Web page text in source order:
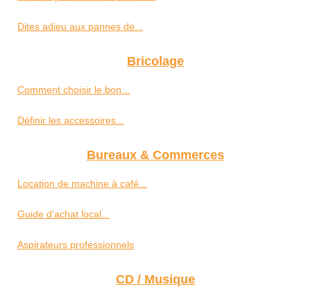
Dites adieu aux pannes de...
Bricolage
Comment choisir le bon...
Définir les accessoires...
Bureaux & Commerces
Location de machine à café...
Guide d'achat local...
Aspirateurs professionnels
CD / Musique